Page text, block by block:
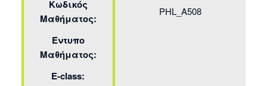
Κωδικός
Μαθήματος:
PHL_Α508
Έντυπο
Μαθήματος:
E-class: